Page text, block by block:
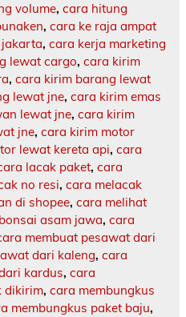
volume, cara hitung
, cara ke raja ampat
, cara kerja marketing
lewat cargo, cara kirim
, cara kirim barang lewat
lewat jne, cara kirim emas
lewat jne, cara kirim
jne, cara kirim motor
lewat kereta api, cara
lacak paket, cara
no resi, cara melacak
di shopee, cara melihat
asam jawa, cara
membuat pesawat dari
dari kaleng, cara
kardus, cara
dikirim, cara membungkus
membungkus paket baju,